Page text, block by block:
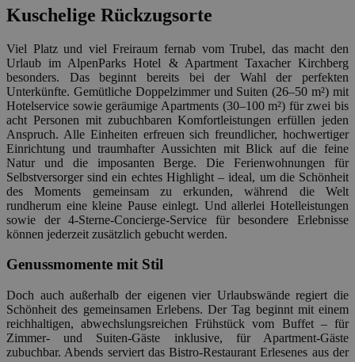
Kuschelige Rückzugsorte
Viel Platz und viel Freiraum fernab vom Trubel, das macht den
Urlaub im AlpenParks Hotel & Apartment Taxacher Kirchberg
besonders. Das beginnt bereits bei der Wahl der perfekten
Unterkünfte. Gemütliche Doppelzimmer und Suiten (26–50 m²) mit
Hotelservice sowie geräumige Apartments (30–100 m²) für zwei bis
acht Personen mit zubuchbaren Komfortleistungen erfüllen jeden
Anspruch. Alle Einheiten erfreuen sich freundlicher, hochwertiger
Einrichtung und traumhafter Aussichten mit Blick auf die feine
Natur und die imposanten Berge. Die Ferienwohnungen für
Selbstversorger sind ein echtes Highlight – ideal, um die Schönheit
des Moments gemeinsam zu erkunden, während die Welt
rundherum eine kleine Pause einlegt. Und allerlei Hotelleistungen
sowie der 4-Sterne-Concierge-Service für besondere Erlebnisse
können jederzeit zusätzlich gebucht werden.
Genussmomente mit Stil
Doch auch außerhalb der eigenen vier Urlaubswände regiert die
Schönheit des gemeinsamen Erlebens. Der Tag beginnt mit einem
reichhaltigen, abwechslungsreichen Frühstück vom Buffet – für
Zimmer- und Suiten-Gäste inklusive, für Apartment-Gäste
zubuchbar. Abends serviert das Bistro-Restaurant Erlesenes aus der